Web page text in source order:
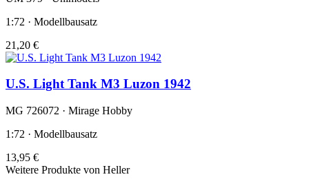
1:72 · Modellbausatz
21,20 €
U.S. Light Tank M3 Luzon 1942
MG 726072 · Mirage Hobby
1:72 · Modellbausatz
13,95 €
Weitere Produkte von Heller